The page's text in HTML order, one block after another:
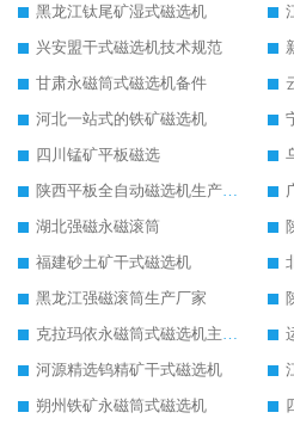
黑龙江钛尾矿湿式磁选机
兴安盟干式磁选机技术规范
甘肃永磁筒式磁选机备件
河北一站式的铁矿磁选机
四川锰矿平板磁选
陕西平板全自动磁选机生产厂家
湖北强磁永磁滚筒
福建砂土矿干式磁选机
黑龙江强磁滚筒生产厂家
克拉玛依永磁筒式磁选机主要技术参数
河源精选钨精矿干式磁选机
朔州铁矿永磁筒式磁选机